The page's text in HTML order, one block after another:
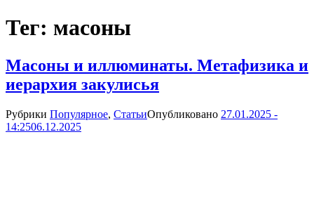
Тег: масоны
Масоны и иллюминаты. Метафизика и
иерархия закулисья
Рубрики Популярное, СтатьиОпубликовано 27.01.2025 -
14:2506.12.2025